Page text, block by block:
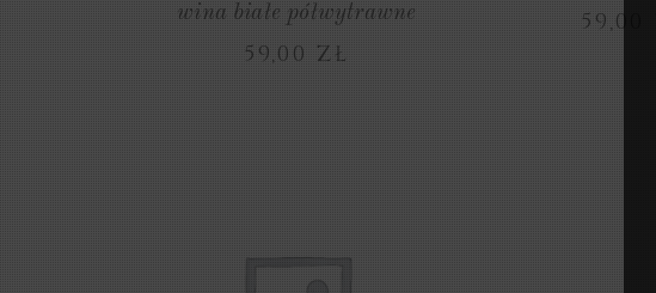
wina białe półwytrawne
59,00 ZŁ
59,00